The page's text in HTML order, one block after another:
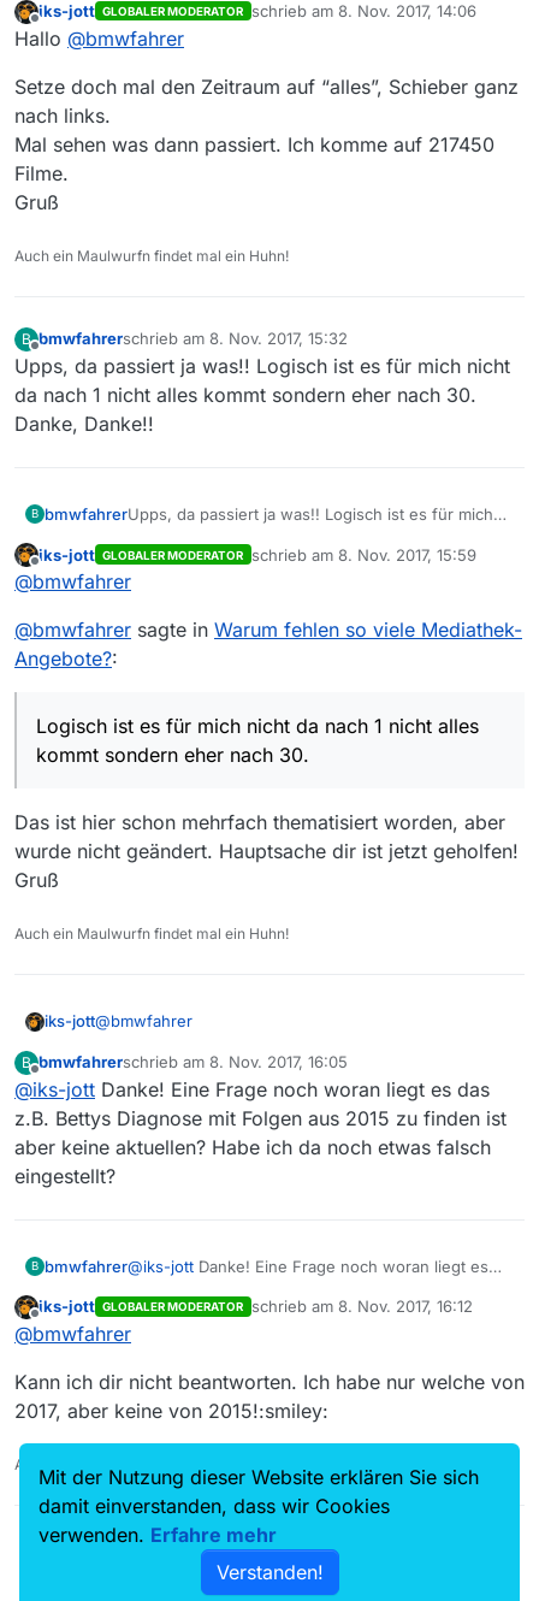
Früher war das alles irgendwie besser!! Thomas
Offline
iks-jott GLOBALER MODERATOR schrieb am 8. Nov. 2017, 14:06
zuletzt editiert von
Hallo @bmwfahrer
Setze doch mal den Zeitraum auf “alles”, Schieber ganz
nach links.
Mal sehen was dann passiert. Ich komme auf 217450
Filme.
Gruß
Auch ein Maulwurfn findet mal ein Huhn!
B bmwfahrerschrieb am 8. Nov. 2017, 15:32
zuletzt editiert von
Upps, da passiert ja was!! Logisch ist es für mich nicht
da nach 1 nicht alles kommt sondern eher nach 30.
Danke, Danke!!
B bmwfahrerUpps, da passiert ja was!! Logisch ist es für mich
nach 30. Danke, Danke!!
Offline
iks-jott GLOBALER MODERATOR schrieb am 8. Nov. 2017, 15:59
zuletzt editiert von
@bmwfahrer
@bmwfahrer sagte in Warum fehlen so viele Mediathek-
Angebote?:
Logisch ist es für mich nicht da nach 1 nicht alles
kommt sondern eher nach 30.
Das ist hier schon mehrfach thematisiert worden, aber
wurde nicht geändert. Hauptsache dir ist jetzt geholfen!
Gruß
Auch ein Maulwurfn findet mal ein Huhn!
iks-jott@bmwfahrer
@bmwfahrersagte in Warum fehlen so viele
Mediathek-Angebote?:
Logisch ist es für mich nicht da nach 1 nicht alles
kommt sondern eher nach 30.
Das ist hier schon mehrfach thematisiert worden, aber
B
Offline
bmwfahrerschrieb am 8. Nov. 2017, 16:05
zuletzt editiert von
@iks-jott Danke! Eine Frage noch woran liegt es das
z.B. Bettys Diagnose mit Folgen aus 2015 zu finden ist
aber keine aktuellen? Habe ich da noch etwas falsch
eingestellt?
B bmwfahrer@iks-jott Danke! Eine Frage noch woran liegt es
finden ist aber keine aktuellen? Habe ich da noch
etwas falsch eingestellt?
Offline
iks-jott GLOBALER MODERATOR schrieb am 8. Nov. 2017, 16:12
zuletzt editiert von
@bmwfahrer
Kann ich dir nicht beantworten. Ich habe nur welche von
2017, aber keine von 2015!:smiley:
Auch ein Maulwurfn findet mal ein Huhn!
Mit der Nutzung dieser Website erklären Sie sich
damit einverstanden, dass wir Cookies
verwenden. Erfahre mehr
Verstanden!